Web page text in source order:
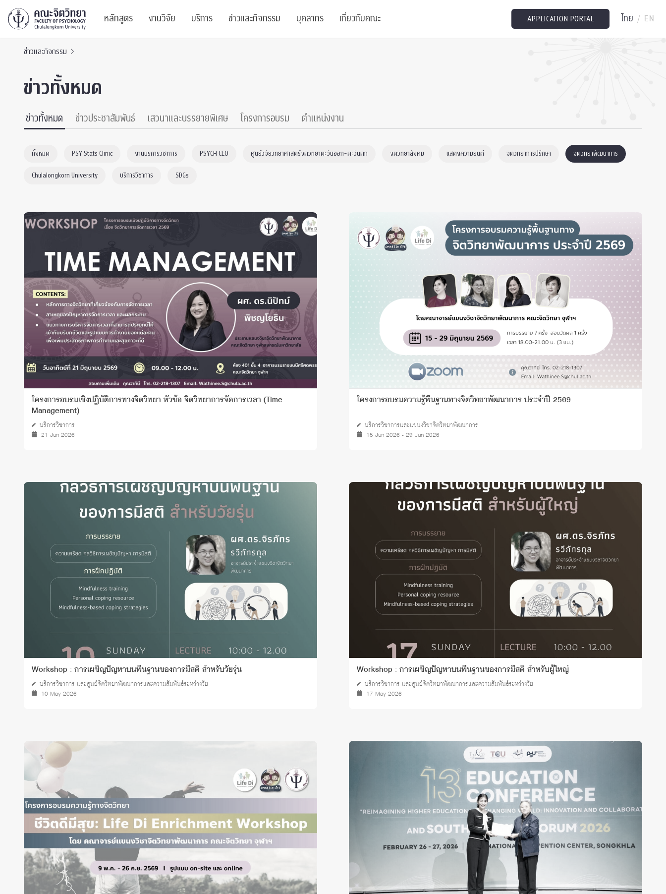
หลักสูตร
หลักสูตรปริญญาตรี
บัณฑิตศึกษา
หลักสูตรปริญญาโทและ
งานวิจัย
ผลงานตีพิมพ์
SSBW Activities
ทุนและรางวัล
บริการ
PSY Stats Clinic
CU Radio
ข่าวและกิจกรรม
เสวนาและบรรยายพิเศษ
บุคลากร
นักวิจัยหลังปริญญาเอก
เกี่ยวกับคณะ APPLICATION PORTAL ไทย / EN
ข่าวและกิจกรรม
ข่าวทั้งหมด
ข่าวทั้งหมด ข่าวประชาสัมพันธ์ เสวนาและบรรยายพิเศษ โครงการอบรม ตำแหน่งงาน
ทั้งหมด PSY Stats Clinic งานบริการวิชาการ PSYCH CEO ศูนย์วิจัยวิทยาศาสตร์จิตวิทยาตะวันออก-ตะวันตก จิตวิทยาสังคม แสดงความยินดี จิตวิทยาการปรึกษา จิตวิทยาพัฒนาการ
Chulalongkorn University บริการวิชาการ SDGs
โครงการอบรมเชิงปฏิบัติการทางจิตวิทยา หัวข้อ จิตวิทยาการจัดการเวลา (Time
Management)
บริการวิชาการ
21 Jun 2026
โครงการอบรมความรู้พื้นฐานทางจิตวิทยาพัฒนาการ ประจำปี 2569
บริการวิชาการและแขนงวิชาจิตวิทยาพัฒนาการ
15 Jun 2026 - 29 Jun 2026
Workshop : การเผชิญปัญหาบนพื้นฐานของการมีสติ สำหรับวัยรุ่น
บริการวิชาการ และศูนย์จิตวิทยาพัฒนาการและความสัมพันธ์ระหว่างวัย
10 May 2026
Workshop : การเผชิญปัญหาบนพื้นฐานของการมีสติ สำหรับผู้ใหญ่
บริการวิชาการ และศูนย์จิตวิทยาพัฒนาการและความสัมพันธ์ระหว่างวัย
17 May 2026